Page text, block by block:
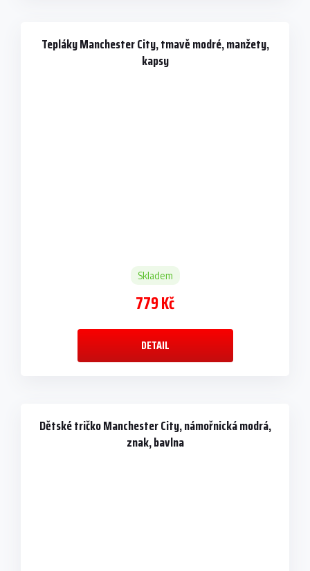
Tepláky Manchester City, tmavě modré, manžety,
kapsy
Skladem
779 Kč
DETAIL
Dětské tričko Manchester City, námořnická modrá,
znak, bavlna